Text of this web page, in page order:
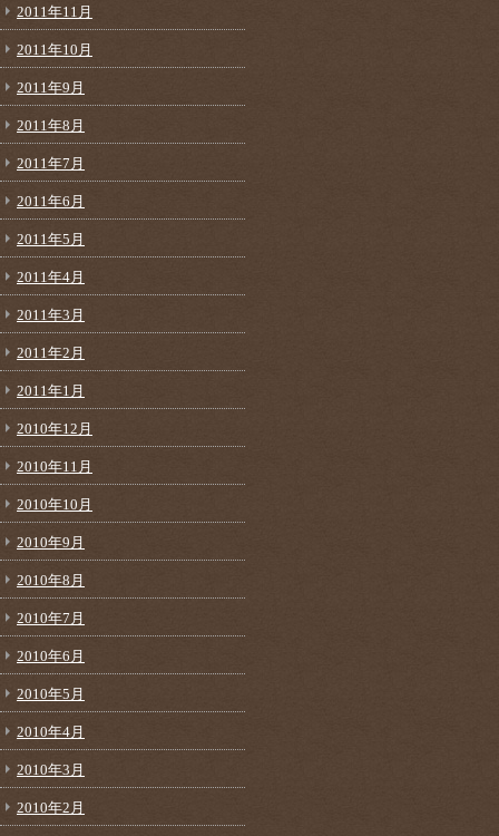
2011年11月
2011年10月
2011年9月
2011年8月
2011年7月
2011年6月
2011年5月
2011年4月
2011年3月
2011年2月
2011年1月
2010年12月
2010年11月
2010年10月
2010年9月
2010年8月
2010年7月
2010年6月
2010年5月
2010年4月
2010年3月
2010年2月